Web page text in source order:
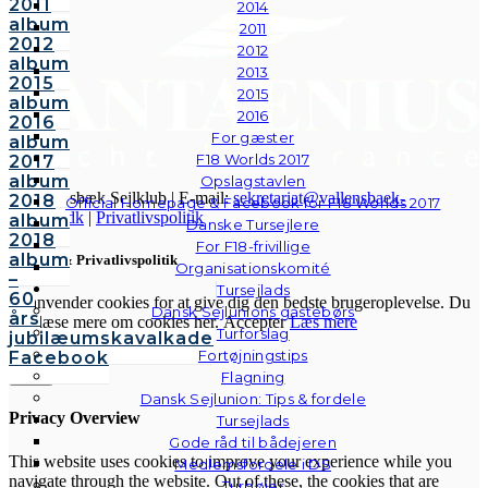
2014
2011
2012
2013
2015
2016
For gæster
F18 Worlds 2017
Opslagstavlen
Official Homepage & Facebook for F18 Worlds 2017
Danske Tursejlere
For F18-frivillige
Organisationskomité
Tursejlads
Dansk Sejlunions gastebørs
Turforslag
Fortøjningstips
Flagning
Dansk Sejlunion: Tips & fordele
Tursejlads
Gode råd til bådejeren
Medlemsfordele i DS
2011
album
2012
album
2015
album
2016
album
2017
album
2018
album
2018
album
–
60
års
jubilæumskavalkade
Facebook
© Vallensbæk Sejlklub | E-mail:sekretariat@vallensbaek-
sejlklub.dk | Privatlivspolitik
Cookies & Privatlivspolitik
Vi anvender cookies for at give dig den bedste brugeroplevelse. Du
kan læse mere om cookies her.Accepter Læs mere
Luk
Privacy Overview
This website uses cookies to improve your experience while you
navigate through the website. Out of these, the cookies that are